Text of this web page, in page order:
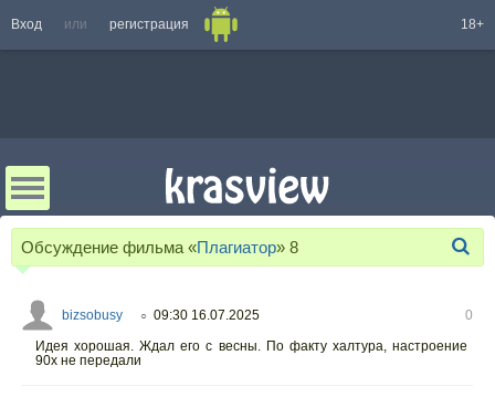
Вход или регистрация 18+
Обсуждение фильма «Плагиатор» 8
bizsobusy ○ 09:30 16.07.2025
0
Идея хорошая. Ждал его с весны. По факту халтура, настроение
90х не передали